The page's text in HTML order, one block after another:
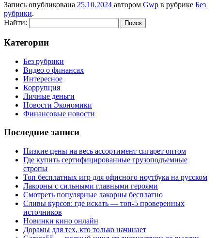
Запись опубликована 25.10.2024 автором Gwp в рубрике Без
рубрики.
Найти:
Категории
Без рубрики
Видео о финансах
Интересное
Коррупция
Личные деньги
Новости Экономики
Финансовые новости
Последние записи
Низкие цены на весь ассортимент сигарет оптом
Где купить сертифицированные грузоподъемные
стропы
Топ бесплатных игр для офисного ноутбука на русском
Лакорны с сильными главными героями
Смотреть популярные лакорны бесплатно
Сливы курсов: где искать — топ-5 проверенных
источников
Новинки кино онлайн
Дорамы для тех, кто только начинает